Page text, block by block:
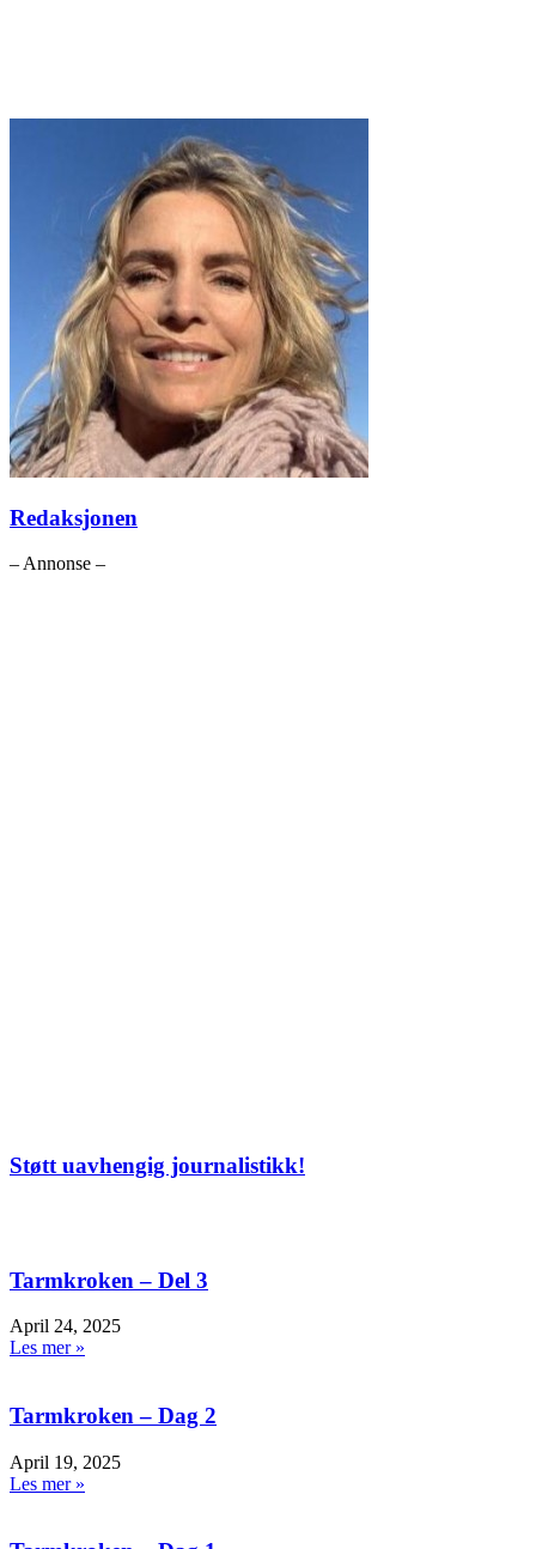
Redaksjonen
– Annonse –
Støtt uavhengig journalistikk!
Tarmkroken – Del 3
April 24, 2025
Les mer »
Tarmkroken – Dag 2
April 19, 2025
Les mer »